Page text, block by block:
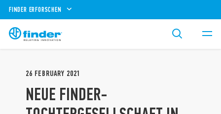
FINDER ERFORSCHEN
26 FEBRUARY 2021
NEUE FINDER-